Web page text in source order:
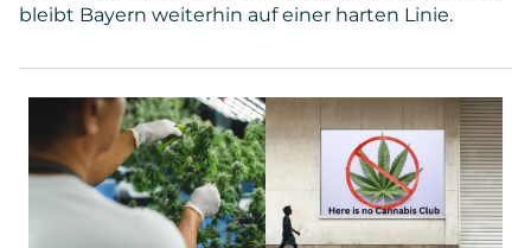
bleibt Bayern weiterhin auf einer harten Linie.